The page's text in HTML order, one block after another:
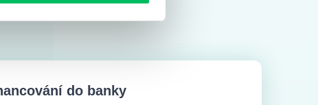
do banky